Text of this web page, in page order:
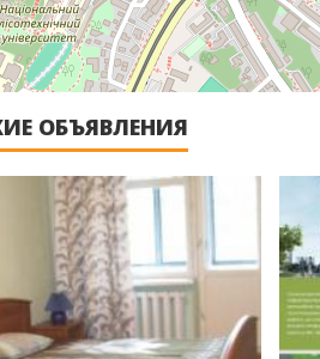
ОБЪЯВЛЕНИЯ